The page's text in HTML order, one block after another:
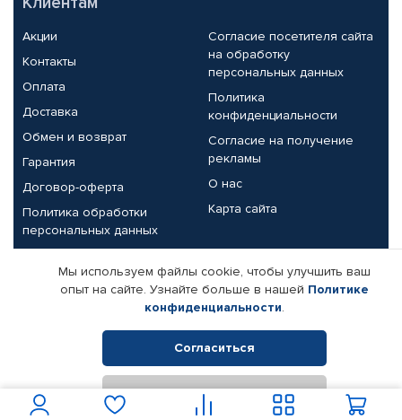
Акции
Контакты
Оплата
Доставка
Обмен и возврат
Гарантия
Договор-оферта
Политика обработки
персональных данных
Согласие посетителя сайта
на обработку
персональных данных
Политика
конфиденциальности
Согласие на получение
рекламы
О нас
Карта сайта
Партнерам
Корпоративным клиентам
Поставщикам
Реквизиты компании
© КАМАЗ ЦЕНТР ДОНЕЦК, 2015-2026. Все права защищены.
Интернет-магазин автомобильных товаров Автопрофи.
Мы используем файлы cookie, чтобы улучшить ваш
опыт на сайте. Узнайте больше в нашей Политике
конфиденциальности.
Согласиться
Отклонить